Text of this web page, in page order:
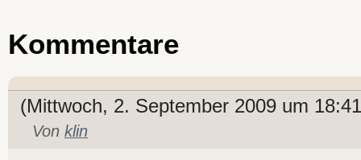
Kommentare
(Mittwoch, 2. September 2009 um
Von klin